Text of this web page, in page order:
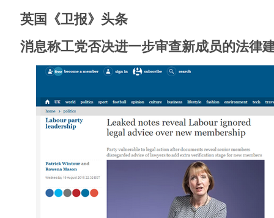
英国《卫报》头条
消息称工党否决进一步审查新成员的法律